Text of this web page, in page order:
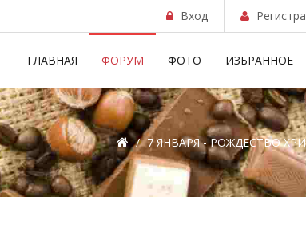
Вход
ГЛАВНАЯ ФОРУМ ФОТО ИЗБРАННОЕ
/ 7 ЯНВАРЯ - РОЖДЕСТВО